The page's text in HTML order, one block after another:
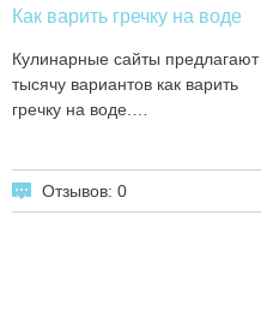
Как варить гречку на воде
Кулинарные сайты предлагают
тысячу вариантов как варить
гречку на воде.…
Отзывов: 0